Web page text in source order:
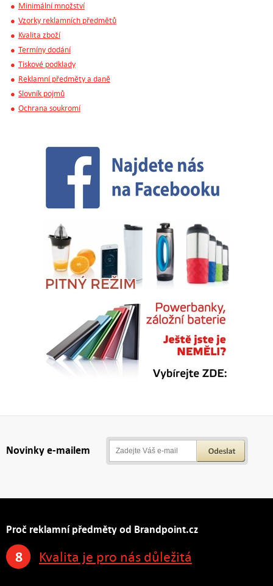
Minimální množství
Vzorky reklamních předmětů
Kvalita zboží
Termíny dodání
Tiskové podklady
Reklamní předměty a daně
Slovník pojmů
Ochrana soukromí
Novinky e-mailem
Proč reklamní předměty od Brandpoint.cz
8 Kvalita je pro nás důležitá